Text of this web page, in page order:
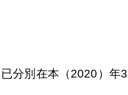
分別在本（2020）年3